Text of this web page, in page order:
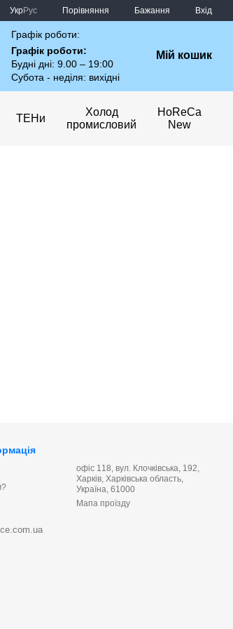
УкрРус Порівняння Бажання Вхід
Графік роботи:
Графік роботи:
Будні дні: 9.00 – 19:00
Субота - неділя: вихідні
Мій кошик
ТЕНи
Холод
промисловий
HoReCa
New
офіс 118, вул. Клочківська, 192,
Харків, Харківська область,
Україна, 61000
Мапа проїзду